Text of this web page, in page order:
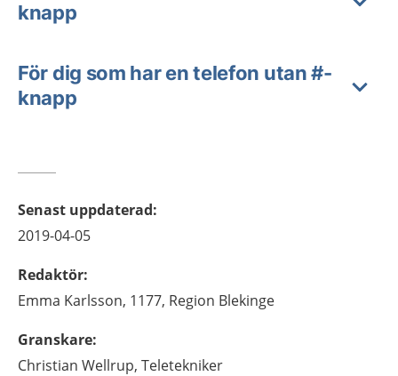
knapp
För dig som har en telefon utan #-
knapp
Senast uppdaterad:
2019-04-05
Redaktör:
Emma Karlsson, 1177, Region Blekinge
Granskare:
Christian Wellrup, Teletekniker